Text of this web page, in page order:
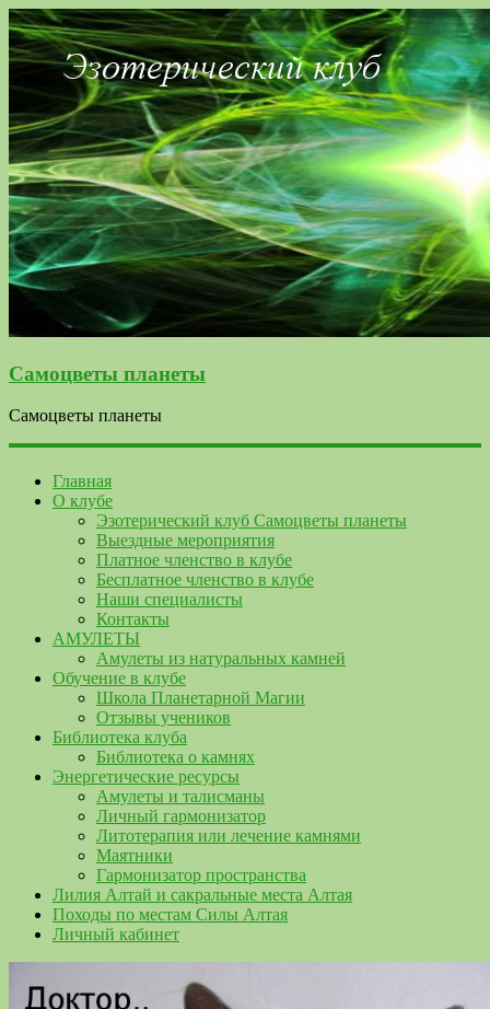
Самоцветы планеты
Самоцветы планеты
Главная
О клубе
Эзотерический клуб Самоцветы планеты
Выездные мероприятия
Платное членство в клубе
Бесплатное членство в клубе
Наши специалисты
Контакты
АМУЛЕТЫ
Амулеты из натуральных камней
Обучение в клубе
Школа Планетарной Магии
Отзывы учеников
Библиотека клуба
Библиотека о камнях
Энергетические ресурсы
Амулеты и талисманы
Личный гармонизатор
Литотерапия или лечение камнями
Маятники
Гармонизатор пространства
Лилия Алтай и сакральные места Алтая
Походы по местам Силы Алтая
Личный кабинет